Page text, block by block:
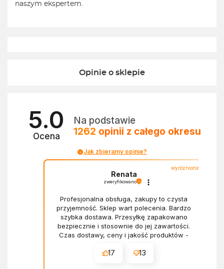
naszym ekspertem.
Opinie o sklepie
5.0
Ocena
Na podstawie
1262 opinii z całego okresu
Jak zbieramy opinie?
wyróżniona
Renata
zweryfikowano
Profesjonalna obsługa, zakupy to czysta
przyjemność. Sklep wart polecenia. Bardzo
szybka dostawa. Przesyłkę zapakowano
bezpiecznie i stosownie do jej zawartości.
Czas dostawy, ceny i jakość produktów -
17 13